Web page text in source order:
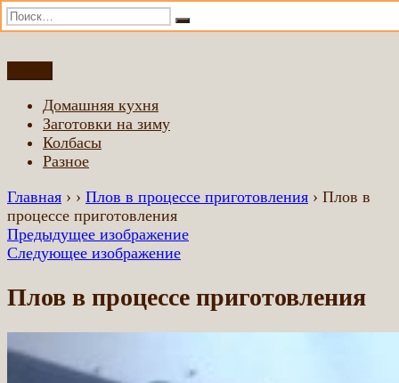
Искать:
Поиск
содержимому
Домашняя еда всем
Еда приготовленная по домашним рецептам
Домашняя кухня
Заготовки на зиму
Колбасы
Разное
Главная › › Плов в процессе приготовления › Плов в
процессе приготовления
Предыдущее изображение
Следующее изображение
Плов в процессе приготовления